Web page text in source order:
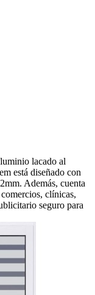
lacado al
está diseñado con
Además, cuenta
clínicas,
seguro para